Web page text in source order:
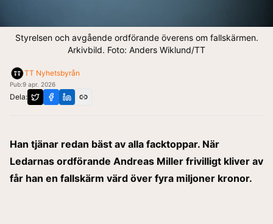
Styrelsen och avgående ordförande överens om fallskärmen.
Arkivbild. Foto: Anders Wiklund/TT
TT Nyhetsbyrån
Pub:9 apr. 2026
Dela:
Han tjänar redan bäst av alla facktoppar. När
Ledarnas ordförande Andreas Miller frivilligt kliver av
får han en fallskärm värd över fyra miljoner kronor.